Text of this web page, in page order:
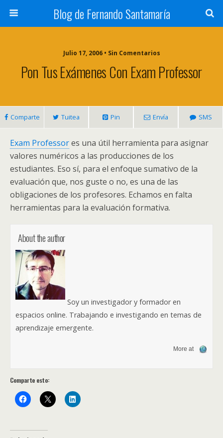
Blog de Fernando Santamaría
Julio 17, 2006 • Sin Comentarios
Pon Tus Exámenes Con Exam Professor
Comparte Tuitea Pin Envía SMS
Exam Professores una útil herramienta para asignar
valores numéricos a las producciones de los
estudiantes. Eso sí, para el enfoque sumativo de la
evaluación que, nos guste o no, es una de las
obligaciones de los profesores. Echamos en falta
herramientas para la evaluación formativa.
About the author
Soy un investigador y formador en
espacios online. Trabajando e investigando en temas de
aprendizaje emergente.
More at
Comparte esto: